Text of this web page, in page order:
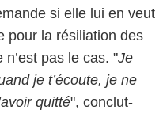
si elle lui en veut
pour la résiliation des
pas le cas. "Je
je t’écoute, je ne
quitté", conclut-